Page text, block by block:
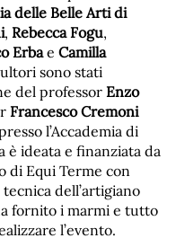
delle Belle Arti di
, Rebecca Fogu,
Erbae Camilla
sono stati
del professorEnzo
Francesco Cremoni
l’Accademia di
è ideata e finanziata da
di Equi Terme con
dell’artigiano
fornito i marmi e tutto
l’evento.